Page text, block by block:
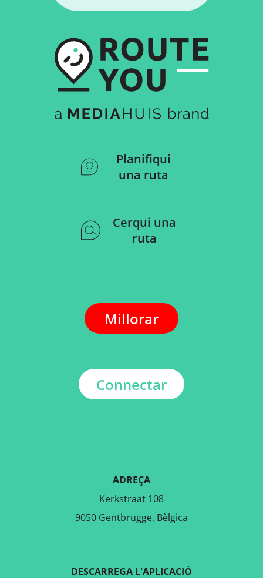
Planifiqui
una ruta
Cerqui una
ruta
Millorar
Connectar
ADREÇA
Kerkstraat 108
9050 Gentbrugge, Bèlgica
DESCARREGA L'APLICACIÓ